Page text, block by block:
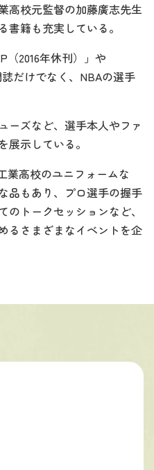
高校元監督の加藤廣志先生
籍も充実している。
（2016年休刊）」や
誌だけでなく、NBAの選手
ーズなど、選手本人やファ
展示している。
業高校のユニフォームな
品もあり、プロ選手の握手
トークセッションなど、
るさまざまなイベントを企